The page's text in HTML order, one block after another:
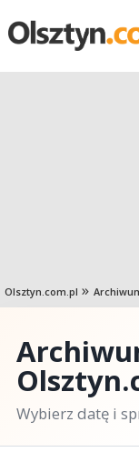
Olsztyn.com.pl
Wybierz datę i